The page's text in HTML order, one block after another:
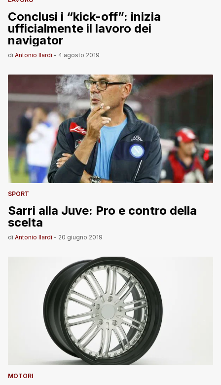
Conclusi i “kick-off”: inizia
ufficialmente il lavoro dei
navigator
di Antonio Ilardi - 4 agosto 2019
SPORT
Sarri alla Juve: Pro e contro della
scelta
di Antonio Ilardi - 20 giugno 2019
MOTORI